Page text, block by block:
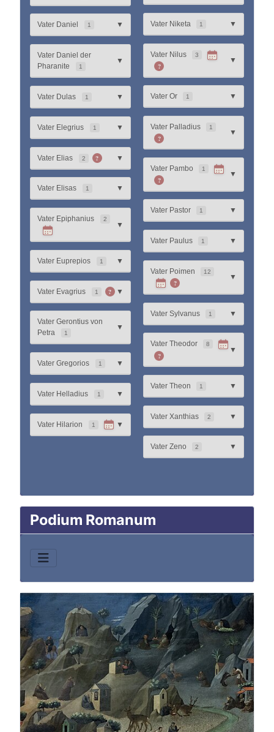
Vater Daniel 1 ▼
Vater Daniel der
Pharanite
1
▼
Vater Dulas 1 ▼
Vater Elegrius 1 ▼
Vater Elias 2 ? ▼
Vater Elisas 1 ▼
Vater Epiphanius 2
▼
Vater Euprepios 1 ▼
Vater Evagrius 1 ? ▼
Vater Gerontius von
Petra
1
▼
Vater Gregorios 1 ▼
Vater Helladius 1 ▼
Vater Hilarion 1 ▼
Vater Niketa 1 ▼
Vater Nilus 3
?
▼
Vater Or 1 ▼
Vater Palladius 1
?
▼
Vater Pambo 1
?
▼
Vater Pastor 1 ▼
Vater Paulus 1 ▼
Vater Poimen 12
?
▼
Vater Sylvanus 1 ▼
Vater Theodor 8
?
▼
Vater Theon 1 ▼
Vater Xanthias 2 ▼
Vater Zeno 2 ▼
Podium Romanum